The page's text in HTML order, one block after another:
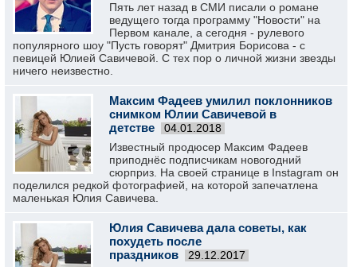
Пять лет назад в СМИ писали о романе
ведущего тогда программу "Новости" на
Первом канале, а сегодня - рулевого
популярного шоу "Пусть говорят" Дмитрия Борисова - с
певицей Юлией Савичевой. С тех пор о личной жизни звезды
ничего неизвестно.
Максим Фадеев умилил поклонников
снимком Юлии Савичевой в
детстве
04.01.2018
Известный продюсер Максим Фадеев
приподнёс подписчикам новогодний
сюрприз. На своей странице в Instagram он
поделился редкой фотографией, на которой запечатлена
маленькая Юлия Савичева.
Юлия Савичева дала советы, как
похудеть после
праздников
29.12.2017